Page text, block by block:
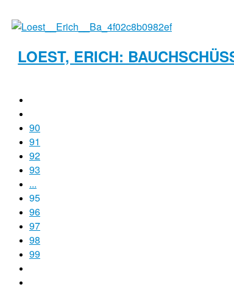
LOEST, ERICH:
90
91
92
93
...
95
96
97
98
99